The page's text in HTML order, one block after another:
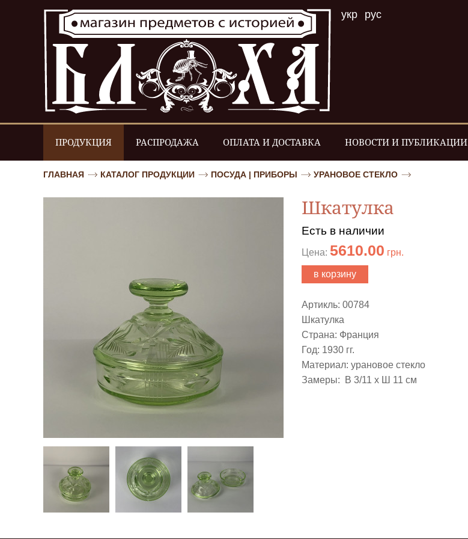
укр рус
ПРОДУКЦИЯ РАСПРОДАЖА ОПЛАТА И ДОСТАВКА НОВОСТИ И ПУБЛИКАЦИИ
ГЛАВНАЯ КАТАЛОГ ПРОДУКЦИИ ПОСУДА | ПРИБОРЫ УРАНОВОЕ СТЕКЛО
Шкатулка
Есть в наличии
Цена: 5610.00 грн.
в корзину
Артикль: 00784
Шкатулка
Страна: Франция
Год: 1930 гг.
Материал: урановое стекло
Замеры: В 3/11 х Ш 11 см